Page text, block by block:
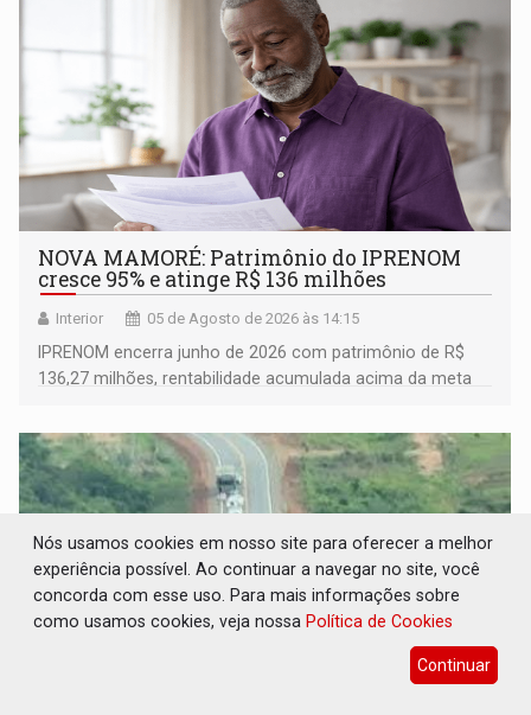
NOVA MAMORÉ: Patrimônio do IPRENOM
cresce 95% e atinge R$ 136 milhões
Interior 05 de Agosto de 2026 às 14:15
IPRENOM encerra junho de 2026 com patrimônio de R$
136,27 milhões, rentabilidade acumulada acima da meta
Nós usamos cookies em nosso site para oferecer a melhor
experiência possível. Ao continuar a navegar no site, você
concorda com esse uso. Para mais informações sobre
como usamos cookies, veja nossa Política de Cookies
Continuar